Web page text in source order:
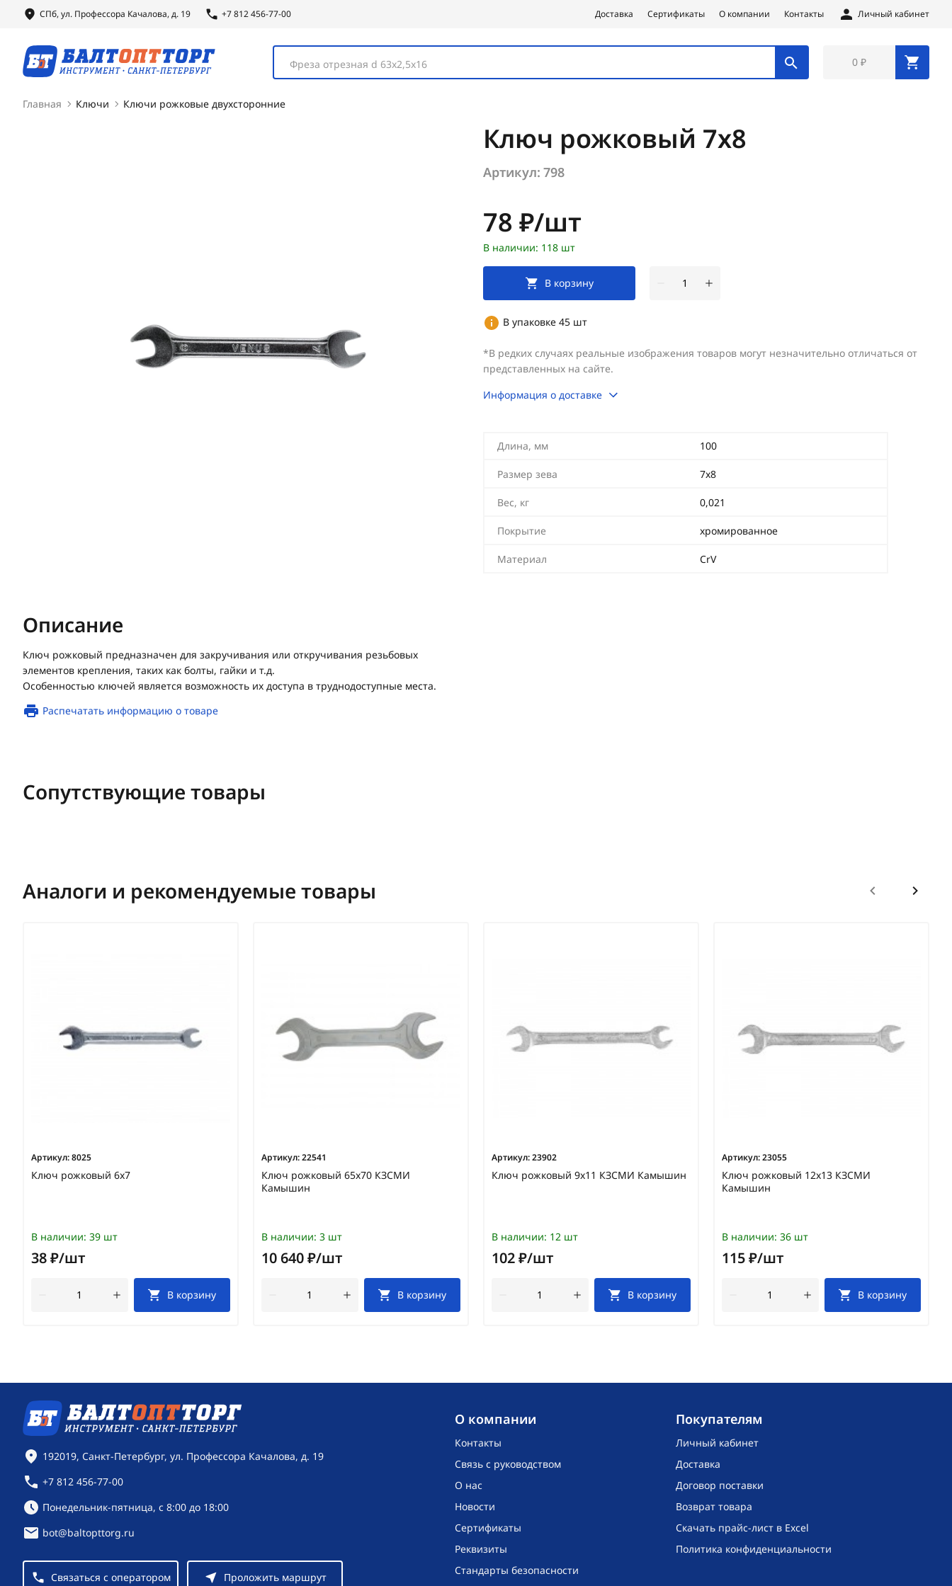
СПб, ул. Профессора Качалова, д. 19 +7 812 456-77-00 Доставка Сертификаты О компании Контакты Личный кабинет
Фреза отрезная d 63х2,5х16 0 ₽
Главная Ключи Ключи рожковые двухсторонние
Ключ рожковый 7х8
Артикул: 798
Цена:
78 ₽/шт
В наличии: 118 шт
В корзину
В упаковке 45 шт
*В редких случаях реальные изображения товаров могут незначительно отличаться от
представленных на сайте.
Информация о доставке
Длина, мм 100
Размер зева 7х8
Вес, кг 0,021
Покрытие хромированное
Материал CrV
Описание
Ключ рожковый предназначен для закручивания или откручивания резьбовых
элементов крепления, таких как болты, гайки и т.д.
Особенностью ключей является возможность их доступа в труднодоступные места.
Распечатать информацию о товаре
Сопутствующие товары
Аналоги и рекомендуемые товары
Артикул:8025
Ключ рожковый 6х7
В наличии: 39 шт
38 ₽/шт
В корзину
Артикул:22541
Ключ рожковый 65х70 КЗСМИ
Камышин
В наличии: 3 шт
10 640 ₽/шт
В корзину
Артикул:23902
Ключ рожковый 9х11 КЗСМИ Камышин
В наличии: 12 шт
102 ₽/шт
В корзину
Артикул:23055
Ключ рожковый 12х13 КЗСМИ
Камышин
В наличии: 36 шт
115 ₽/шт
В корзину
O компании
Контакты
Связь с руководством
О нас
Новости
Сертификаты
Реквизиты
Стандарты безопасности
Покупателям
Личный кабинет
Доставка
Договор поставки
Возврат товара
Скачать прайс-лист в Excel
Политика конфиденциальности
Контактная информация
192019, Санкт-Петербург, ул. Профессора Качалова, д. 19
+7 812 456-77-00
Режим работы:
Понедельник-пятница, с 8:00 до 18:00
bot@baltopttorg.ru
Связаться с оператором Проложить маршрут